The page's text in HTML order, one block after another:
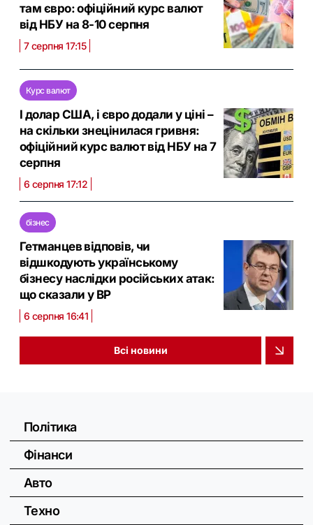
там євро: офіційний курс валют
від НБУ на 8-10 серпня
7 серпня 17:15
Курс валют
І долар США, і євро додали у ціні –
на скільки знецінилася гривня:
офіційний курс валют від НБУ на 7
серпня
6 серпня 17:12
бізнес
Гетманцев відповів, чи
відшкодують українському
бізнесу наслідки російських атак:
що сказали у ВР
6 серпня 16:41
Всі новини
Політика
Фінанси
Авто
Техно